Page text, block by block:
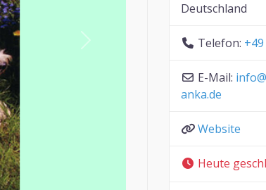
Nächstes
Deutschland
Telefon:
E-Mail: info@
anka.de
Website
Heute